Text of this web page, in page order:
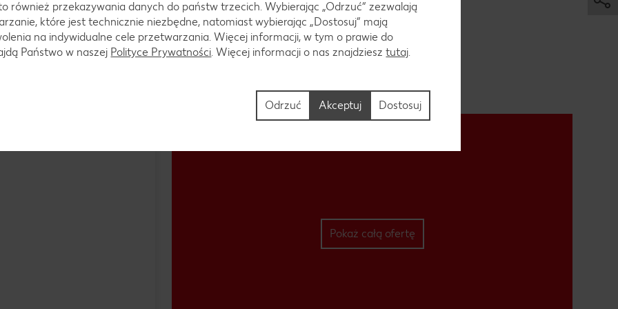
Pokaż całą ofertę
również przekazywania danych do państw trzecich. Wybierając „Odrzuć“ zezwalają
które jest technicznie niezbędne, natomiast wybierając „Dostosuj” mają
na indywidualne cele przetwarzania. Więcej informacji, w tym o prawie do
Państwo w naszej Polityce Prywatności. Więcej informacji o nas znajdziesztutaj.
Dostosuj
Odrzuć Akceptuj